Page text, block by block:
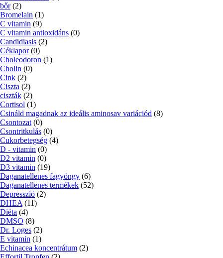
bőr (2)
Bromelain (1)
C vitamin (9)
C vitamin antioxidáns (0)
Candidiasis (2)
Céklapor (0)
Choleodoron (1)
Cholin (0)
Cink (2)
Ciszta (2)
ciszták (2)
Cortisol (1)
Csináld magadnak az ideális aminosav variációd (8)
Csontozat (0)
Csontritkulás (0)
Cukorbetegség (4)
D - vitamin (0)
D2 vitamin (0)
D3 vitamin (19)
Daganatellenes fagyöngy (6)
Daganatellenes termékek (52)
Depresszió (2)
DHEA (11)
Diéta (4)
DMSO (8)
Dr. Loges (2)
E vitamin (1)
Echinacea koncentrátum (2)